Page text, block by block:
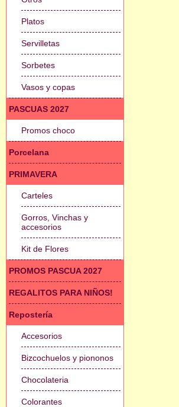
Platos
Servilletas
Sorbetes
Vasos y copas
PASCUAS 2027
Promos choco
Porcelana
PRIMAVERA
Carteles
Gorros, Vinchas y
accesorios
Kit de Flores
PROMOS PASCUA 2027
REGALITOS PARA NIÑOS!
Repostería
Accesorios
Bizcochuelos y piononos
Chocolateria
Colorantes